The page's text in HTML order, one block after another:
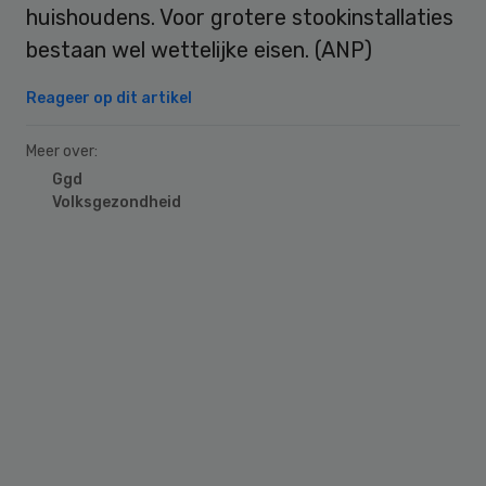
huishoudens. Voor grotere stookinstallaties
bestaan wel wettelijke eisen. (ANP)
Reageer op dit artikel
Meer over:
Ggd
Volksgezondheid